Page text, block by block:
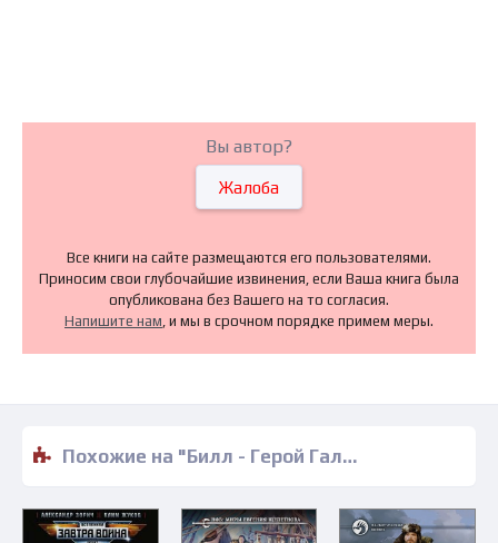
Вы автор?
Жалоба
Все книги на сайте размещаются его пользователями.
Приносим свои глубочайшие извинения, если Ваша книга была
опубликована без Вашего на то согласия.
Напишите нам, и мы в срочном порядке примем меры.
Похожие на "Билл - Герой Галактики - Гарри Гаррисон" книги читать бесплатно полные версии